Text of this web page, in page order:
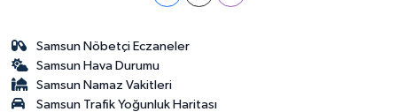
Samsun Nöbetçi Eczaneler
Samsun Hava Durumu
Samsun Namaz Vakitleri
Samsun Trafik Yoğunluk Haritası